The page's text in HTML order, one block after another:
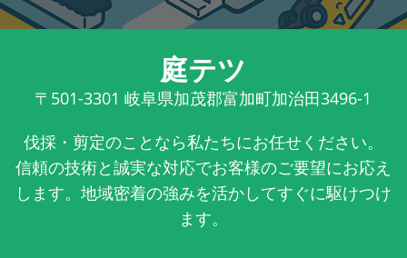
庭テツ
〒501-3301 岐阜県加茂郡富加町加治田3496-1
伐採・剪定のことなら私たちにお任せください。
信頼の技術と誠実な対応でお客様のご要望にお応え
します。地域密着の強みを活かしてすぐに駆けつけ
ます。